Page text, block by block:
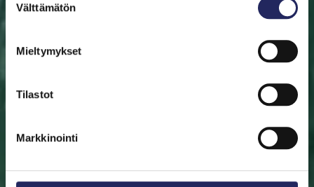
valinta
Välttämätön
Mieltymykset
Tilastot
Markkinointi
Auta pelastamaan Itämeri. Pala Itämerta on myös
saajalle tärkeän merialueen luota. Halutessasi saat
Valitse pala Etsi pelastettu pala